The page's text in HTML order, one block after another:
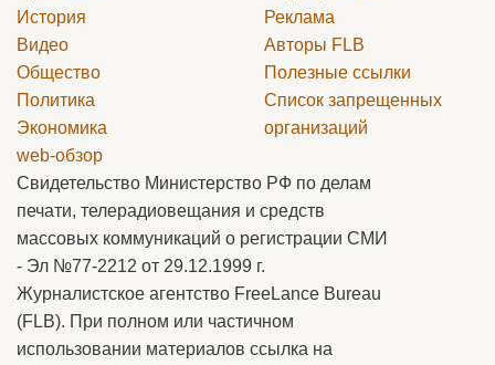
История
Видео
Общество
Политика
Экономика
web-обзор
Реклама
Авторы FLB
Полезные ссылки
Список запрещенных
организаций
Свидетельство Министерство РФ по делам
печати, телерадиовещания и средств
массовых коммуникаций о регистрации СМИ
- Эл №77-2212 от 29.12.1999 г.
Журналистское агентство FreeLance Bureau
(FLB). При полном или частичном
использовании материалов ссылка на